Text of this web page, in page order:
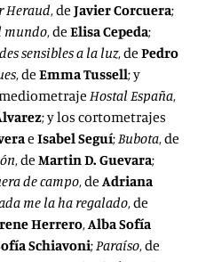
Heraud, de Javier Corcuera;
mundo, de Elisa Cepeda;
sensibles a la luz, de Pedro
, de Emma Tussell; y
Hostal España,
; y los cortometrajes
e Isabel Seguí;Bubota, de
, de Martin D. Guevara;
de campo, deAdriana
me la ha regalado, de
Herrero,Alba Sofía
Schiavoni;Paraíso, de